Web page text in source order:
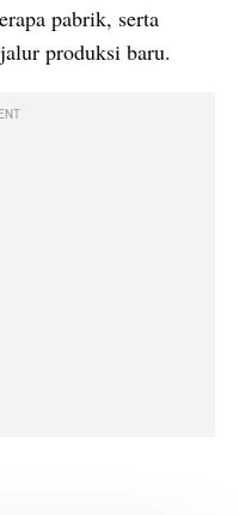
pabrik, serta
produksi baru.